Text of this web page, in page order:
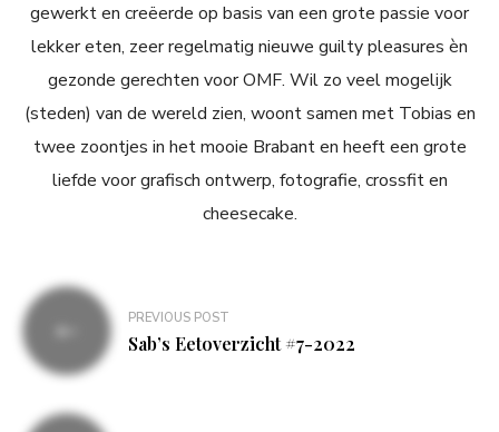
gewerkt en creëerde op basis van een grote passie voor
lekker eten, zeer regelmatig nieuwe guilty pleasures èn
gezonde gerechten voor OMF. Wil zo veel mogelijk
(steden) van de wereld zien, woont samen met Tobias en
twee zoontjes in het mooie Brabant en heeft een grote
liefde voor grafisch ontwerp, fotografie, crossfit en
cheesecake.
Bericht
navigatie
PREVIOUS POST
Sab’s Eetoverzicht #7-2022